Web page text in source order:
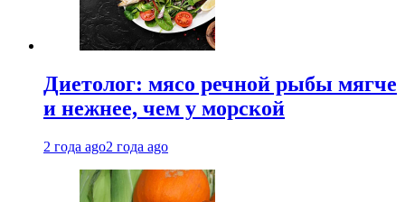
Диетолог: мясо речной рыбы мягче
и нежнее, чем у морской
2 года ago2 года ago